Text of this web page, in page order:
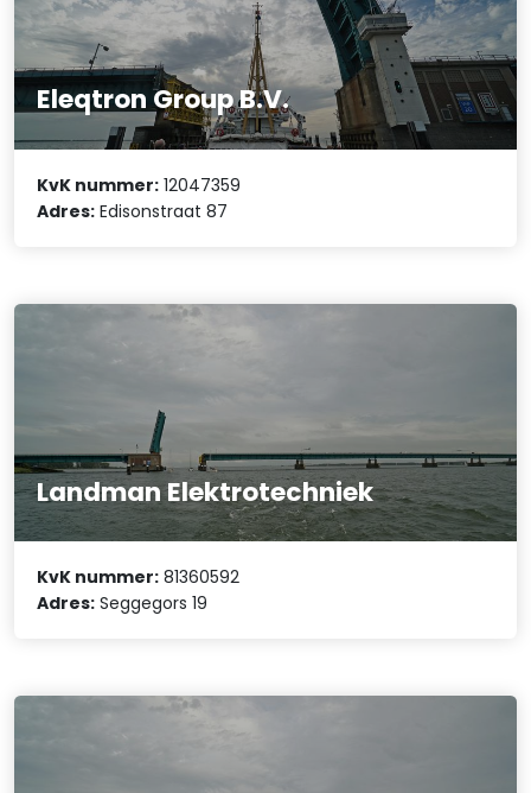
Eleqtron Group B.V.
KvK nummer: 12047359
Adres: Edisonstraat 87
Landman Elektrotechniek
KvK nummer: 81360592
Adres: Seggegors 19